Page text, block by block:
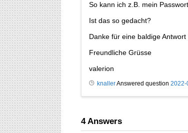
So kann ich z.B. mein
Ist das so gedacht?
Danke für eine baldige Antwort
Freundliche Grüsse
valerion
knallerAnswered question 2022-
4Answers